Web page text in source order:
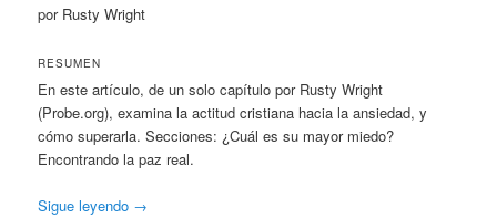
por Rusty Wright
RESUMEN
En este artículo, de un solo capítulo por Rusty Wright
(Probe.org), examina la actitud cristiana hacia la ansiedad, y
cómo superarla. Secciones: ¿Cuál es su mayor miedo?
Encontrando la paz real.
Sigue leyendo →